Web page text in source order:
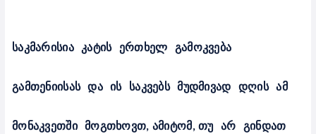
საკმარისია კატის ერთხელ გამოკვება
გამთენიისას და ის საკვებს მუდმივად დღის ამ
მონაკვეთში მოგთხოვთ, ამიტომ,თუ არ გინდათ